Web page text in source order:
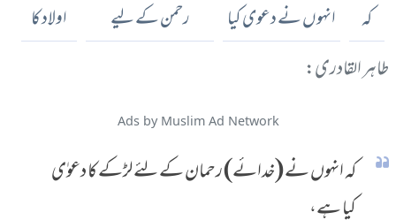
کہ انہوں نے دعوی کیا رحمن کے لیے اولاد کا
طاہر القادری:
Ads by Muslim Ad Network
کہ انہوں نے (خدائے) رحمان کے لئے لڑکے کا دعوٰی
کیا ہے،